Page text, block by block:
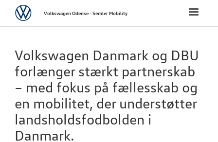
NYE
NYE VAREBILER
Toggle
VolkswagenVolkswagen Odense - Semler Mobility
Volkswagen Danmark og DBU
forlænger stærkt partnerskab
– med fokus på fællesskab og
en mobilitet, der understøtter
landsholdsfodbolden i
Danmark.